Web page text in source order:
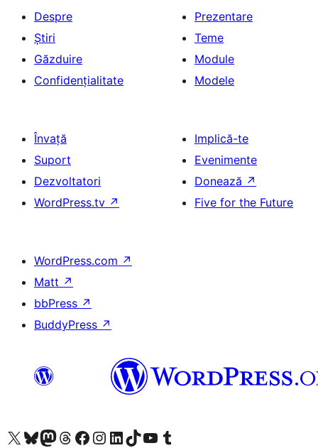
Despre
Știri
Găzduire
Confidențialitate
Prezentare
Teme
Module
Modele
Învață
Suport
Dezvoltatori
WordPress.tv ↗
Implică-te
Evenimente
Donează ↗
Five for the Future
WordPress.com ↗
Matt ↗
bbPress ↗
BuddyPress ↗
Mergi la contul nostru X (fost Twitter)
Vizitează contul nostru Bluesky
Vizitează contul nostru Mastodon
Vizitează contul nostru Threads
Vizitează pagina noastră Facebook
Vizitează-ne pe Instagram
Vizitează-ne pe LinkedIn
Vizitează contul nostru TikTok
Vizitează canalul nostru YouTube
Vizitează contul nostru Tumblr